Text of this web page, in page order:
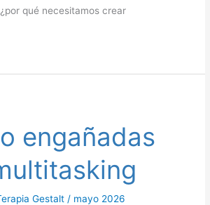
qué necesitamos crear
engañadas
Gestalt / mayo 2026